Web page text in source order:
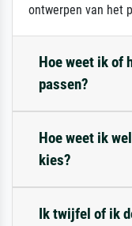
ontwerpen van het
Hoe weet ik of
passen?
Hoe weet ik
kies?
Ik twijfel of ik